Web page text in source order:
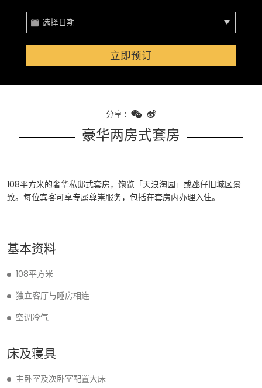
选择日期
立即预订
分享 :
豪华两房式套房
108平方米的奢华私邸式套房，饱览「天浪淘园」或氹仔旧城区景
致。每位宾客可享专属尊崇服务，包括在套房内办理入住。
基本资料
108平方米
独立客厅与睡房相连
空调冷气
床及寝具
主卧室及次卧室配置大床